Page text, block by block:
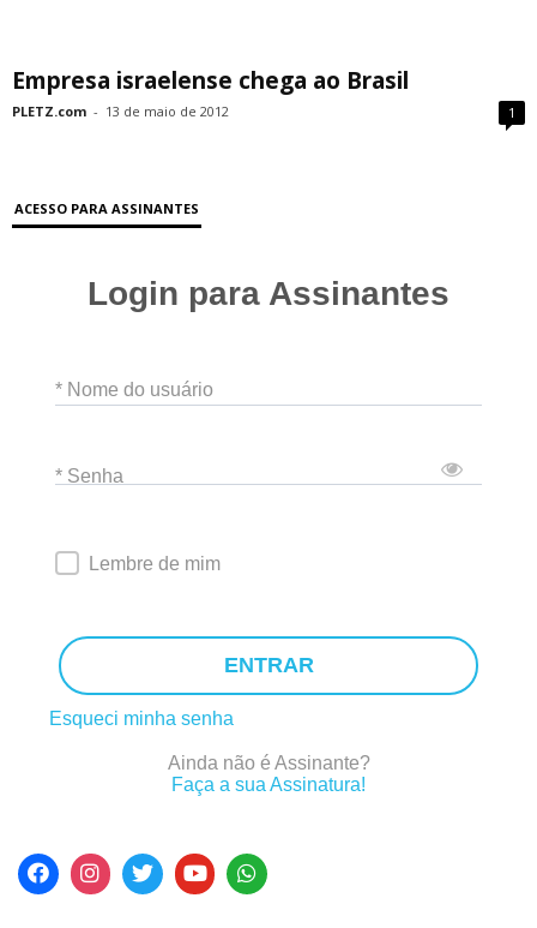
Empresa israelense chega ao Brasil
PLETZ.com - 13 de maio de 2012 1
ACESSO PARA ASSINANTES
Login para Assinantes
* Nome do usuário
* Senha
Lembre de mim
ENTRAR
Esqueci minha senha
Ainda não é Assinante?
Faça a sua Assinatura!